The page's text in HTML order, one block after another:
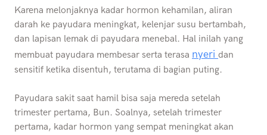
Karena melonjaknya kadar hormon kehamilan, aliran
darah ke payudara meningkat, kelenjar susu bertambah,
dan lapisan lemak di payudara menebal. Hal inilah yang
membuat payudara membesar serta terasa nyeri dan
sensitif ketika disentuh, terutama di bagian puting.
Payudara sakit saat hamil bisa saja mereda setelah
trimester pertama, Bun. Soalnya, setelah trimester
pertama, kadar hormon yang sempat meningkat akan